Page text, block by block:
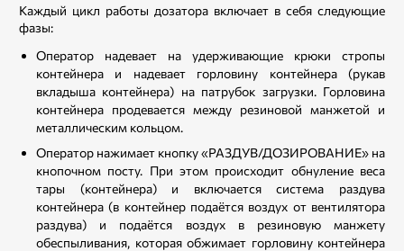
Каждый цикл работы дозатора включает в себя следующие
фазы:
Оператор надевает на удерживающие крюки стропы
контейнера и надевает горловину контейнера (рукав
вкладыша контейнера) на патрубок загрузки. Горловина
контейнера продевается между резиновой манжетой и
металлическим кольцом.
Оператор нажимает кнопку «РАЗДУВ/ДОЗИРОВАНИЕ» на
кнопочном посту. При этом происходит обнуление веса
тары (контейнера) и включается система раздува
контейнера (в контейнер подаётся воздух от вентилятора
раздува) и подаётся воздух в резиновую манжету
обеспыливания, которая обжимает горловину контейнера